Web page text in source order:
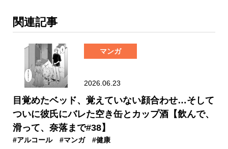
関連記事
マンガ
2026.06.23
目覚めたベッド、覚えていない顔合わせ…そして
ついに彼氏にバレた空き缶とカップ酒【飲んで、
滑って、奈落まで#38】
#アルコール #マンガ #健康